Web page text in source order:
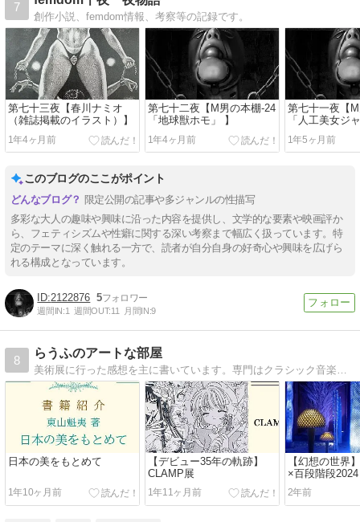
7
創作小説、femdom情報、考察等の記録です。
第七十三夜【春川ナミオ
（雑誌掲載のイラスト）】
1年4ヶ月前
第七十二夜【M男の本棚-24
「地球獣ホモ」 】
1年4ヶ月前
第七十一夜【
「人工美女ジ
ン」】
1年5ヶ月前
このブログのここがポイント
限定公開の記事や多ジャンルの性描写
多彩な大人の趣味や興味に沿った内容を提供し、文学的な要素や映画評か
ら、フェティシズムや性癖に関する深い考察まで幅広く扱っています。特
定のテーマに深く触れる一方で、読者が自分自身の好奇心や興味を広げら
れる構成となっています。
2122876 5
週間IN:1 週間OUT:11 月間IN:9
8
らうふのアートな部屋
日本の美をもとめて
1年10ヶ月前
【デビュー35年の軌跡】
CLAMP展
1年11ヶ月前
【幻想の世界
×百段階段
とぎ話～
2年前